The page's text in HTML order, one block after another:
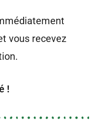
vous recevez
!